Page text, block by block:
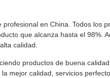
en China. Todos los
que alcanza hasta el 98%.
calidad.
productos de buena
mejor calidad, servicios